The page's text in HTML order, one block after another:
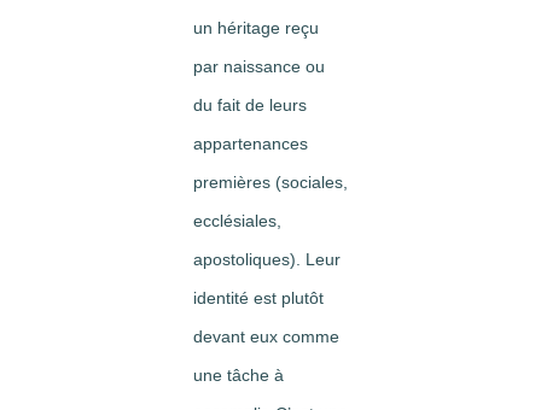
un héritage reçu
par naissance ou
du fait de leurs
appartenances
premières (sociales,
ecclésiales,
apostoliques). Leur
identité est plutôt
devant eux comme
une tâche à